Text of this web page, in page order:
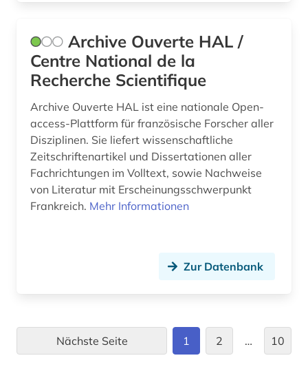
leichtbau (1)
leitungsbau (1)
lettland (1)
levante (1)
liegenschaftsverwaltung (1)
litauen (1)
län blekinge (1)
län halland (1)
Archive Ouverte HAL /
Centre National de la
Recherche Scientifique
Archive Ouverte HAL ist eine nationale Open-
access-Plattform für französische Forscher aller
Disziplinen. Sie liefert wissenschaftliche
Zeitschriftenartikel und Dissertationen aller
Fachrichtungen im Volltext, sowie Nachweise
von Literatur mit Erscheinungsschwerpunkt
Frankreich. Mehr Informationen
Zur Datenbank
Nächste Seite 1 2 … 10